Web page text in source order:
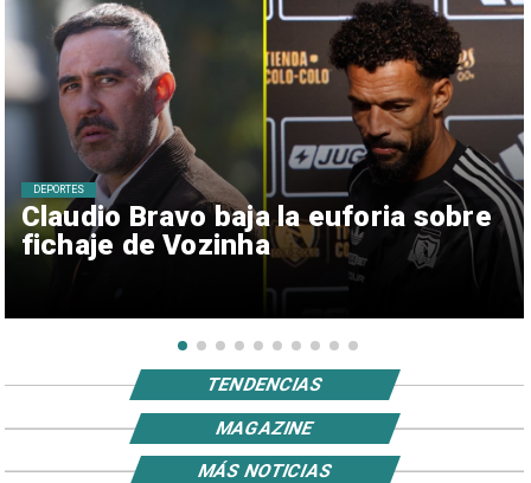
Claudio Bravo baja la euforia sobre
fichaje de Vozinha
DEPORTES
TENDENCIAS
MAGAZINE
MÁS NOTICIAS